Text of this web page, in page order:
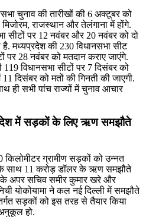
चुनाव की तारीखों की 6 अक्टूबर को
राजस्थान और तेलंगाना में होंगे.
सीटों पर 12 नवंबर और 20 नवंबर को दो
मध्यप्रदेश की 230 विधानसभा सीट
पर 28 नवंबर को मतदान कराए जाएंगे.
विधानसभा सीटों पर 7 दिसंबर को
दिसंबर को मतों की गिनती की जाएगी.
ही सभी पांच राज्यों में चुनाव आचार
में सड़कों के लिए ऋण समझौते
ग्रामीण सड़कों को उन्नत
के साथ 11 करोड़ डॉलर के ऋण समझौते
के अपर सचिव समीर कुमार खरे और
योकोयामा ने कल नई दिल्ली में समझौते
सड़कों को इस तरह से तैयार किया
हो.